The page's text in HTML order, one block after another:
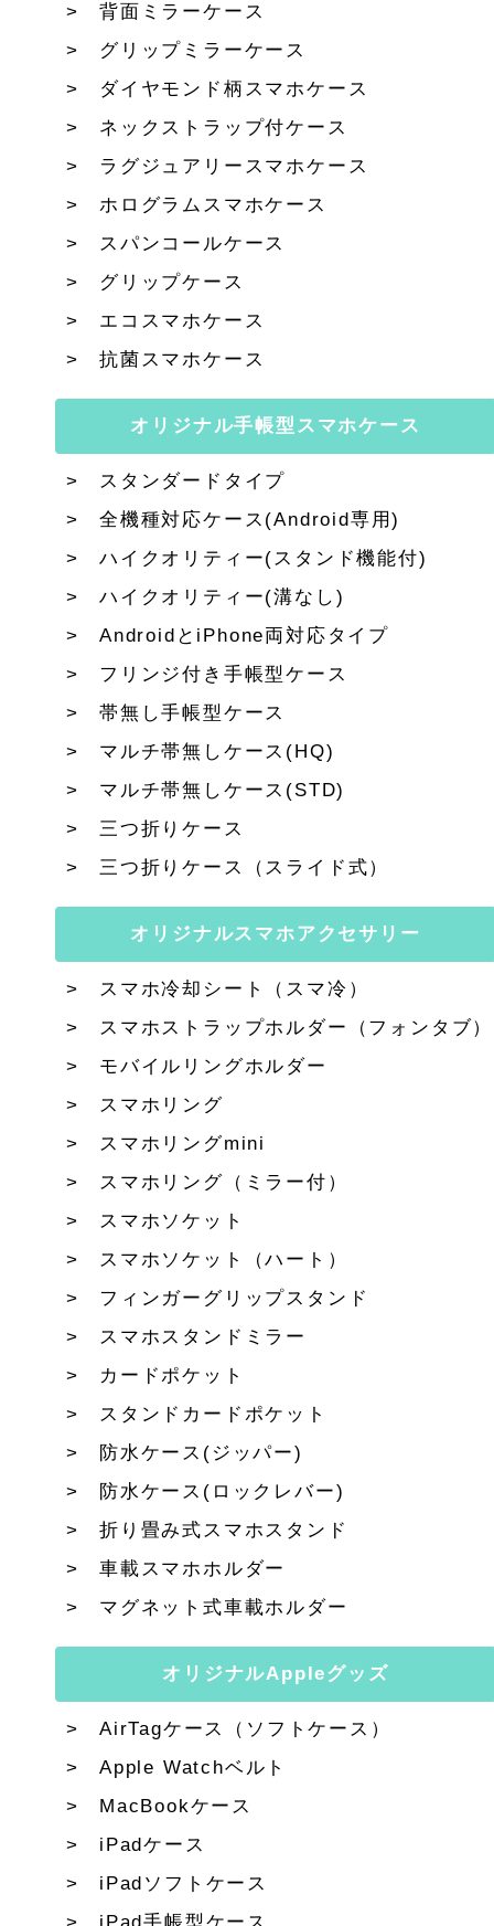
背面ミラーケース
グリップミラーケース
ダイヤモンド柄スマホケース
ネックストラップ付ケース
ラグジュアリースマホケース
ホログラムスマホケース
スパンコールケース
グリップケース
エコスマホケース
抗菌スマホケース
オリジナル手帳型スマホケース
スタンダードタイプ
全機種対応ケース(Android専用)
ハイクオリティー(スタンド機能付)
ハイクオリティー(溝なし)
AndroidとiPhone両対応タイプ
フリンジ付き手帳型ケース
帯無し手帳型ケース
マルチ帯無しケース(HQ)
マルチ帯無しケース(STD)
三つ折りケース
三つ折りケース（スライド式）
オリジナルスマホアクセサリー
スマホ冷却シート（スマ冷）
スマホストラップホルダー（フォンタブ）
モバイルリングホルダー
スマホリング
スマホリングmini
スマホリング（ミラー付）
スマホソケット
スマホソケット（ハート）
フィンガーグリップスタンド
スマホスタンドミラー
カードポケット
スタンドカードポケット
防水ケース(ジッパー)
防水ケース(ロックレバー)
折り畳み式スマホスタンド
車載スマホホルダー
マグネット式車載ホルダー
オリジナルAppleグッズ
AirTagケース（ソフトケース）
Apple Watchベルト
MacBookケース
iPadケース
iPadソフトケース